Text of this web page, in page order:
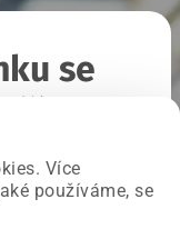
Více
používáme, se
se
ji opravujeme.
stránku.